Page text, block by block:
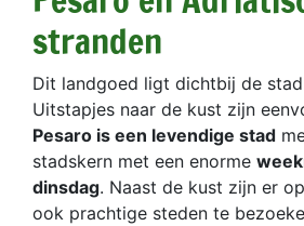
stranden
Dit landgoed ligt dichtbij de stad
Uitstapjes naar de kust zijn
Pesaro is een levendige stad
stadskern met een enorme
dinsdag. Naast de kust zijn er
ook prachtige steden te